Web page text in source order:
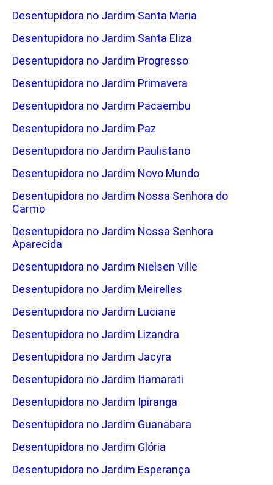
Desentupidora no Jardim Santa Maria
Desentupidora no Jardim Santa Eliza
Desentupidora no Jardim Progresso
Desentupidora no Jardim Primavera
Desentupidora no Jardim Pacaembu
Desentupidora no Jardim Paz
Desentupidora no Jardim Paulistano
Desentupidora no Jardim Novo Mundo
Desentupidora no Jardim Nossa Senhora do
Carmo
Desentupidora no Jardim Nossa Senhora
Aparecida
Desentupidora no Jardim Nielsen Ville
Desentupidora no Jardim Meirelles
Desentupidora no Jardim Luciane
Desentupidora no Jardim Lizandra
Desentupidora no Jardim Jacyra
Desentupidora no Jardim Itamarati
Desentupidora no Jardim Ipiranga
Desentupidora no Jardim Guanabara
Desentupidora no Jardim Glória
Desentupidora no Jardim Esperança